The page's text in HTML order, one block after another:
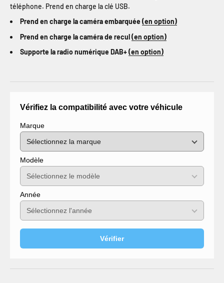
téléphone. Prend en charge la clé USB.
Prend en charge la caméra embarquée (en option)
Prend en charge la caméra de recul(en option)
Supporte la radio numérique DAB+(en option)
Vérifiez la compatibilité avec votre véhicule
Marque
Modèle
Année
Vérifier